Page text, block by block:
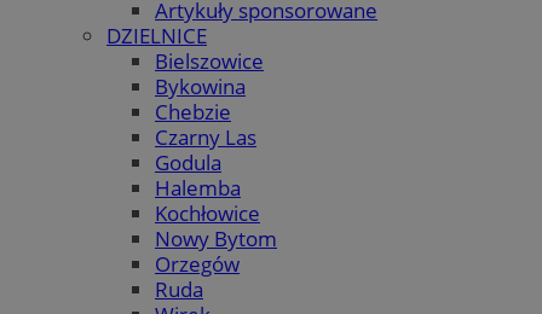
Artykuły sponsorowane
DZIELNICE
Bielszowice
Bykowina
Chebzie
Czarny Las
Godula
Halemba
Kochłowice
Nowy Bytom
Orzegów
Ruda